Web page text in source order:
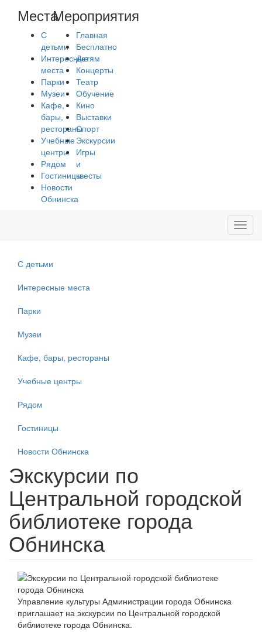
Места
С
детьми
Интересные
места
Парки
Музеи
Кафе,
бары,
рестораны
Учебные
центры
Рядом
Гостиницы
Новости
Обнинска
Мероприятия
Главная
Бесплатно
Детям
Концерты
Театр
Обучение
Кино
Выставки
Спорт
Экскурсии
Игры
и
квесты
С детьми
Интересные места
Парки
Музеи
Кафе, бары, рестораны
Учебные центры
Рядом
Гостиницы
Новости Обнинска
Экскурсии по
Центральной городской
библиотеке города
Обнинска
Управление культуры Администрации города Обнинска
приглашает на экскурсии по Центральной городской
библиотеке города Обнинска.